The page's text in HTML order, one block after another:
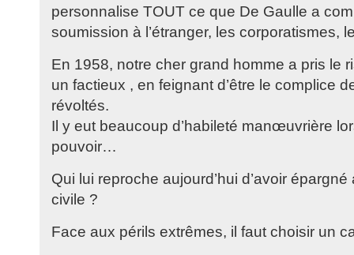
personnalise TOUT ce que De Gaulle a
soumission à l’étranger, les corporatismes,
En 1958, notre cher grand homme a pris le
un factieux , en feignant d’être le complice
révoltés.
Il y eut beaucoup d’habileté manœuvrière
pouvoir…
Qui lui reproche aujourd’hui d’avoir
civile ?
Face aux périls extrêmes, il faut choisir un